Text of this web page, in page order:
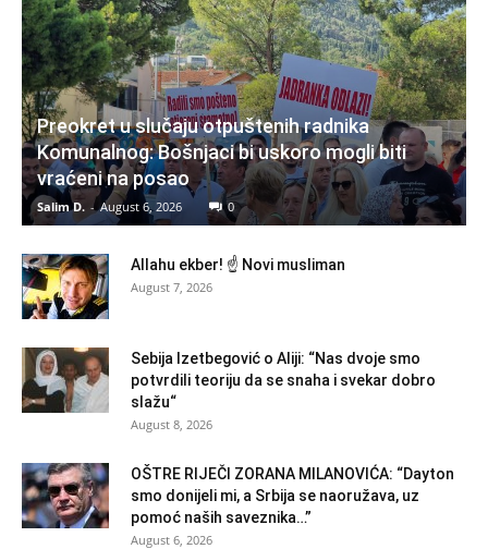
Preokret u slučaju otpuštenih radnika
Komunalnog: Bošnjaci bi uskoro mogli biti
vraćeni na posao
Salim D. - August 6, 2026 0
Allahu ekber! ☝️ Novi musliman
August 7, 2026
Sebija Izetbegović o Aliji: “Nas dvoje smo
potvrdili teoriju da se snaha i svekar dobro
slažu“
August 8, 2026
OŠTRE RIJEČI ZORANA MILANOVIĆA: “Dayton
smo donijeli mi, a Srbija se naoružava, uz
pomoć naših saveznika…”
August 6, 2026